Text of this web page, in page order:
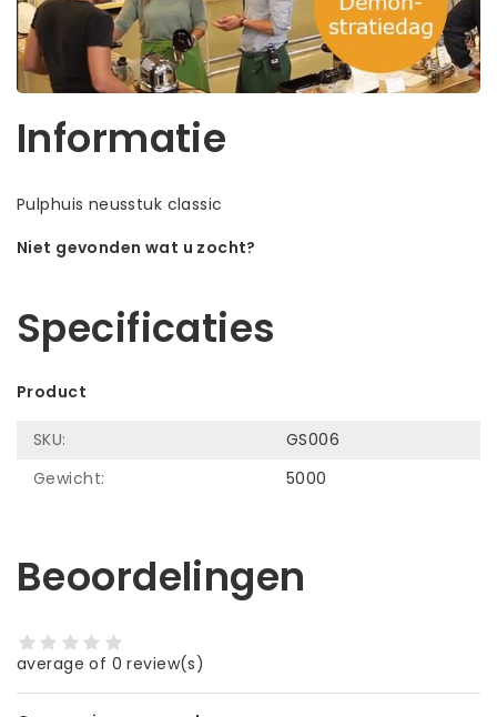
Informatie
Pulphuis neusstuk classic
Niet gevonden wat u zocht?
Specificaties
Product
SKU:
GS006
Gewicht:
5000
Beoordelingen
average of 0 review(s)